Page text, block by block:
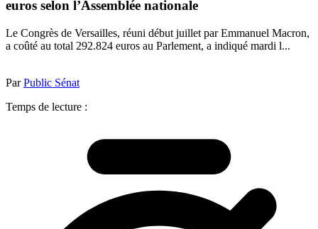
euros selon l’Assemblée nationale
Le Congrès de Versailles, réuni début juillet par Emmanuel Macron,
a coûté au total 292.824 euros au Parlement, a indiqué mardi l...
ParPublic Sénat
Temps de lecture :